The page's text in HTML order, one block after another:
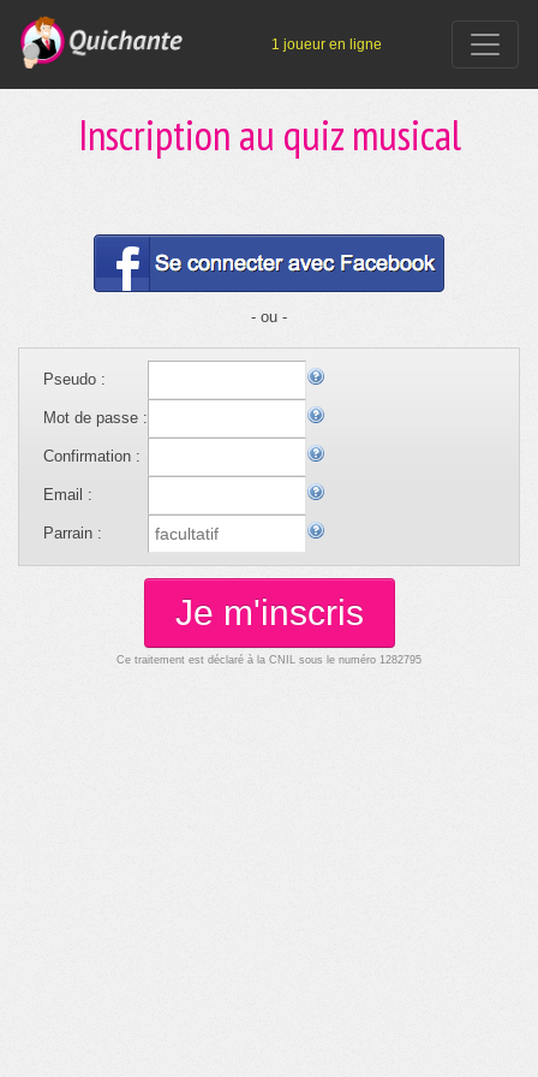
1 joueur en ligne
Inscription au quiz musical
- ou -
Pseudo :
Mot de passe :
Confirmation :
Email :
Parrain :
Je m'inscris
Ce traitement est déclaré à la CNIL sous le numéro 1282795